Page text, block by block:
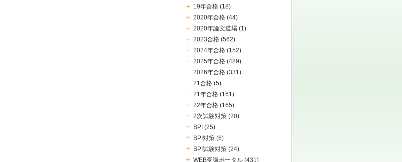
19年合格 (18)
2020年合格 (44)
2020年論文道場 (1)
2023合格 (562)
2024年合格 (152)
2025年合格 (489)
2026年合格 (331)
21合格 (5)
21年合格 (161)
22年合格 (165)
2次試験対策 (20)
SPI (25)
SPI対策 (6)
SPI試験対策 (24)
WEB受講ポータル (431)